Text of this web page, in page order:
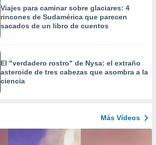
Viajes para caminar sobre glaciares: 4
rincones de Sudamérica que parecen
sacados de un libro de cuentos
El "verdadero rostro" de Nysa: el extraño
asteroide de tres cabezas que asombra a la
ciencia
Más Vídeos